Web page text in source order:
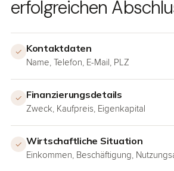
erfolgreichen
✓ Kontaktdaten
Name, Telefon, E-Mail, PLZ
✓ Finanzierungsdetails
Zweck, Kaufpreis, Eigenkapital
✓ Wirtschaftliche Situation
Einkommen, Beschäftigung,